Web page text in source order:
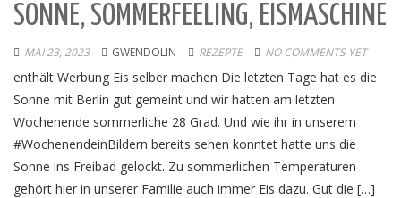
SONNE, SOMMERFEELING, EISMASCHINE
MAI 23, 2023 GWENDOLIN REZEPTE NO COMMENTS YET
enthält Werbung Eis selber machen Die letzten Tage hat es die
Sonne mit Berlin gut gemeint und wir hatten am letzten
Wochenende sommerliche 28 Grad. Und wie ihr in unserem
#WochenendeinBildern bereits sehen konntet hatte uns die
Sonne ins Freibad gelockt. Zu sommerlichen Temperaturen
gehört hier in unserer Familie auch immer Eis dazu. Gut die […]